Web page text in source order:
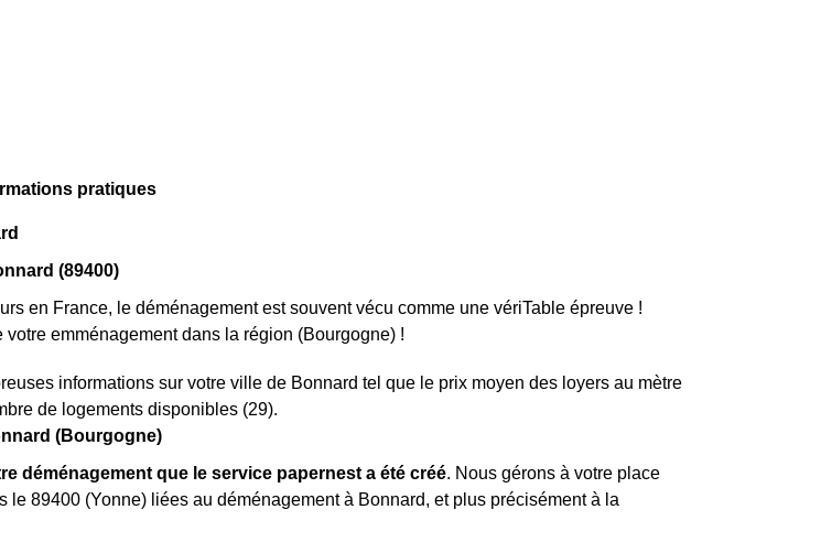
pratiques
(89400)
en France, le déménagement est souvent vécu comme une vériTable épreuve !
emménagement dans la région (Bourgogne) !
informations sur votre ville de Bonnard tel que le prix moyen des loyers au mètre
de logements disponibles (29).
(Bourgogne)
déménagement que le service papernest a été créé. Nous gérons à votre place
le 89400 (Yonne) liées au déménagement à Bonnard, et plus précisément à la